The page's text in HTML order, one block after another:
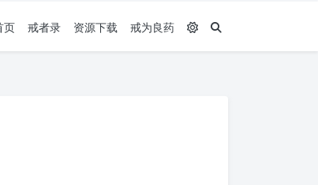
页 戒者录 资源下载 戒为良药